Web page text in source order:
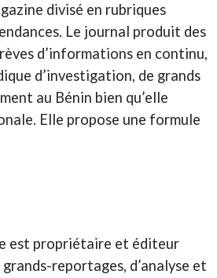
divisé en rubriques
Le journal produit des
d’informations en continu,
d’investigation, de grands
au Bénin bien qu’elle
Elle propose une formule
est propriétaire et éditeur
reportages, d’analyse et